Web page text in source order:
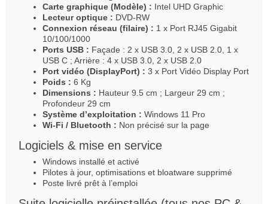
Carte graphique (Modèle) : Intel UHD Graphic
Lecteur optique : DVD-RW
Connexion réseau (filaire) : 1 x Port RJ45 Gigabit
10/100/1000
Ports USB : Façade : 2 x USB 3.0, 2 x USB 2.0, 1 x
USB C ; Arrière : 4 x USB 3.0, 2 x USB 2.0
Port vidéo (DisplayPort) : 3 x Port Vidéo Display Port
Poids : 6 Kg
Dimensions : Hauteur 9.5 cm ; Largeur 29 cm ;
Profondeur 29 cm
Système d’exploitation : Windows 11 Pro
Wi-Fi / Bluetooth : Non précisé sur la page
Logiciels & mise en service
Windows installé et activé
Pilotes à jour, optimisations et bloatware supprimé
Poste livré prêt à l’emploi